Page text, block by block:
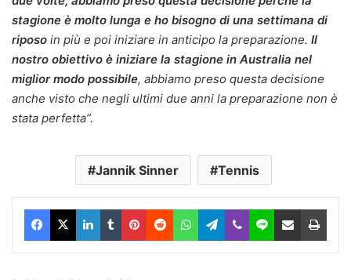
stagione è molto lunga e ho bisogno di una settimana di
riposo in più e poi iniziare in anticipo la preparazione. Il
nostro obiettivo è iniziare la stagione in Australia nel
miglior modo possibile, abbiamo preso questa decisione
anche visto che negli ultimi due anni la preparazione non è
stata perfetta”.
Jannik Sinner Tennis
Facebook
X LinkedIn
TumblrPinterest
RedditWhatsAppTelegram
ViberLine Condividi via Email